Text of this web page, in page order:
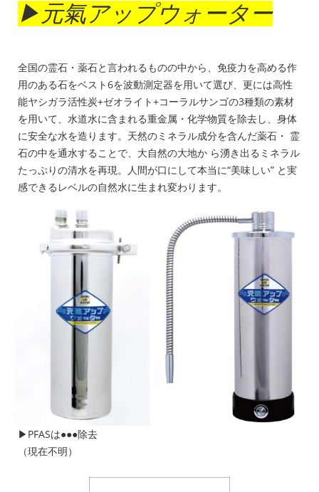
▶元氣アップウォーター
全国の霊石・薬石と言われるものの中から、免疫力を高める作
用のある石をベスト6を波動測定器を用いて選び、更には高性
能ヤシガラ活性炭+ゼオライト+コーラルサンゴの3種類の素材
を用いて、水道水に含まれる重金属・化学物質を除去し、身体
に安全な水を造ります。天然のミネラル成分を含んだ薬石・ 霊
石の中を通水することで、大自然の大地か ら湧き出るミネラル
たっぷりの清水を再現。人間が口にして本当に“美味しい” と実
感できるレベルの自然水に生まれ変わります。
▶PFASは●●●除去
（現在不明）